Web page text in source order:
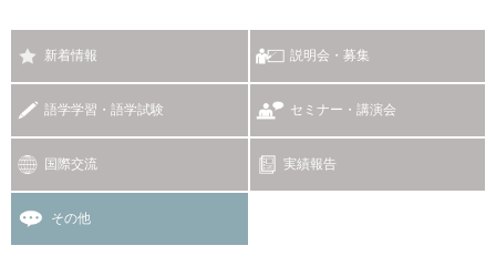
新着情報 説明会・募集
語学学習・語学試験 セミナー・講演会
国際交流 実績報告
その他